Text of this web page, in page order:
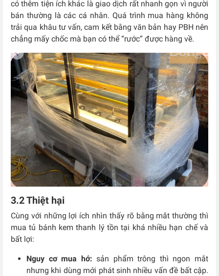
có thêm tiện ích khác là giao dịch rất nhanh gọn vì người
bán thường là các cá nhân. Quá trình mua hàng không
trải qua khâu tư vấn, cam kết bằng văn bản hay PBH nên
chẳng mấy chốc mà bạn có thể “rước” được hàng về.
3.2 Thiệt hại
Cùng với những lợi ích nhìn thấy rõ bằng mắt thường thì
mua tủ bánh kem thanh lý tồn tại khá nhiều hạn chế và
bất lợi:
Nguy cơ mua hớ: sản phẩm trông thì ngon mắt
nhưng khi dùng mới phát sinh nhiều vấn đề bất cập.